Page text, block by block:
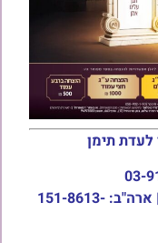
תימן
8416* | 03-30-8888-5 | ארה"ב: 151-8613-